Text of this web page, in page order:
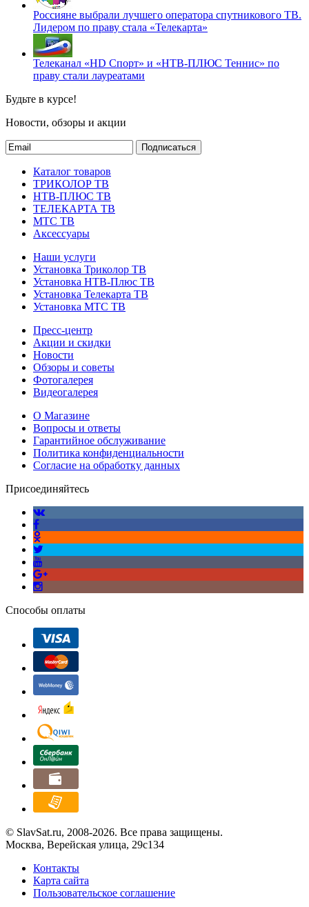
Россияне выбрали лучшего оператора спутникового ТВ.
Лидером по праву стала «Телекарта»
Телеканал «HD Спорт» и «НТВ-ПЛЮС Теннис» по
праву стали лауреатами
Будьте в курсе!
Новости, обзоры и акции
Подписаться
Каталог товаров
ТРИКОЛОР ТВ
НТВ-ПЛЮС ТВ
ТЕЛЕКАРТА ТВ
МТС ТВ
Аксессуары
Наши услуги
Установка Триколор ТВ
Установка НТВ-Плюс ТВ
Установка Телекарта ТВ
Установка МТС ТВ
Пресс-центр
Акции и скидки
Новости
Обзоры и советы
Фотогалерея
Видеогалерея
О Магазине
Вопросы и ответы
Гарантийное обслуживание
Политика конфиденциальности
Согласие на обработку данных
Присоединяйтесь
Способы оплаты
© SlavSat.ru, 2008-2026. Все права защищены.
Москва, Верейская улица, 29с134
Контакты
Карта сайта
Пользовательское соглашение